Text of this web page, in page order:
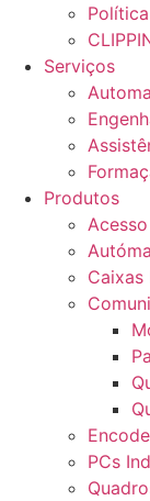
Serviços
Produtos
Caixas
PCs